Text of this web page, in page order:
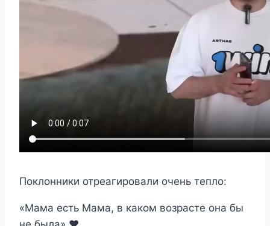
Поклонники отреагировали очень тепло:
«Мама есть Мама, в каком возрасте она бы